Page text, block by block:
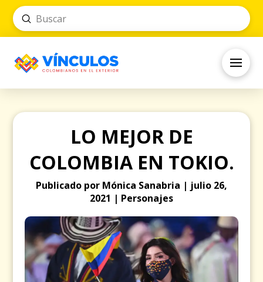
Search
Submit
LO MEJOR DE
COLOMBIA EN TOKIO.
Publicado por Mónica Sanabria | julio 26,
2021 | Personajes